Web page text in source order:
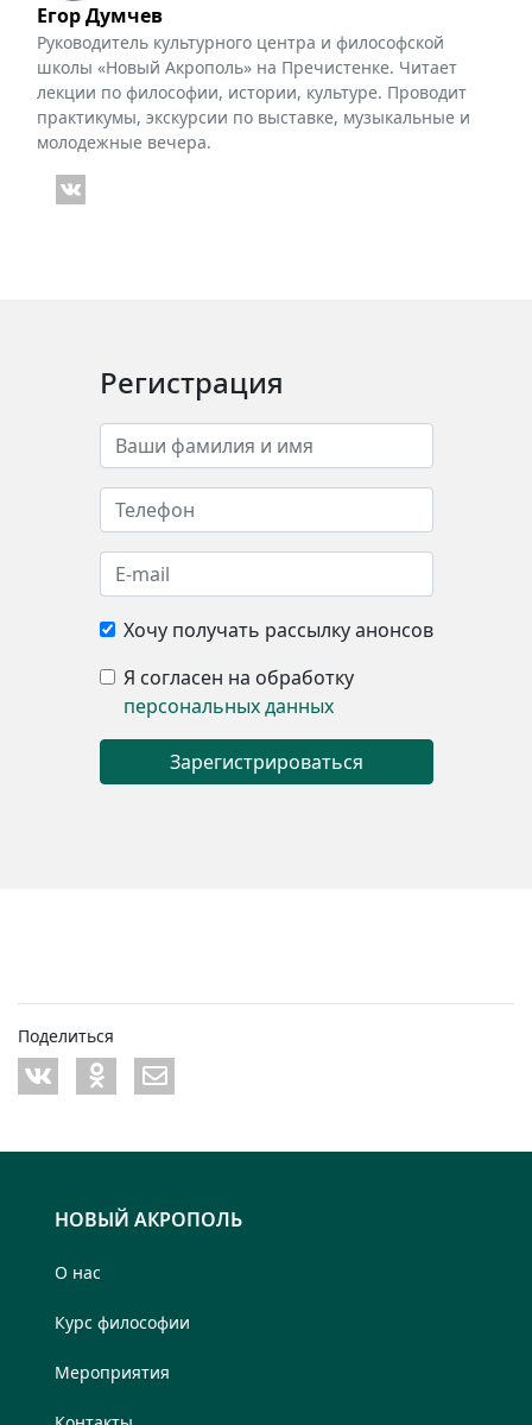
Егор Думчев
Руководитель культурного центра и философской
школы «Новый Акрополь» на Пречистенке. Читает
лекции по философии, истории, культуре. Проводит
практикумы, экскурсии по выставке, музыкальные и
молодежные вечера.
Регистрация
Хочу получать рассылку анонсов
Я согласен на обработку
персональных данных
Поделиться
НОВЫЙ АКРОПОЛЬ
О нас
Курс философии
Мероприятия